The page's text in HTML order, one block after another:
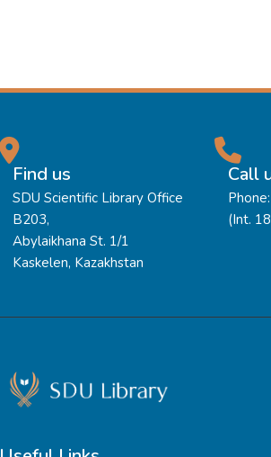
Find us
SDU Scientific Library Office
B203,
Abylaikhana St. 1/1
Kaskelen, Kazakhstan
Call
(Int.